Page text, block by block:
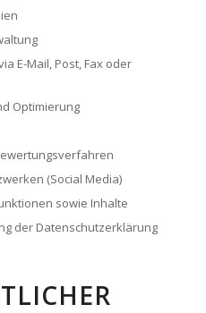
E-Mail, Post, Fax oder
Optimierung
(Social Media)
sowie Inhalte
der Datenschutzerklärung